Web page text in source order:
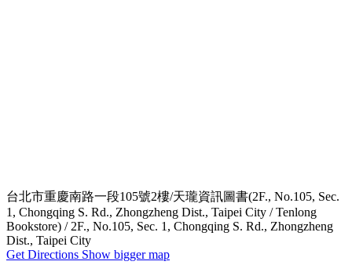
台北市重慶南路一段105號2樓/天瓏資訊圖書(2F., No.105, Sec.
1, Chongqing S. Rd., Zhongzheng Dist., Taipei City / Tenlong
Bookstore) / 2F., No.105, Sec. 1, Chongqing S. Rd., Zhongzheng
Dist., Taipei City
Get Directions Show bigger map